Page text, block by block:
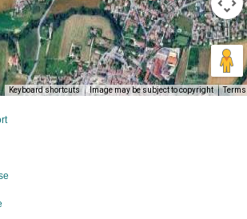
Keyboard shortcuts Image may be subject to copyright Terms